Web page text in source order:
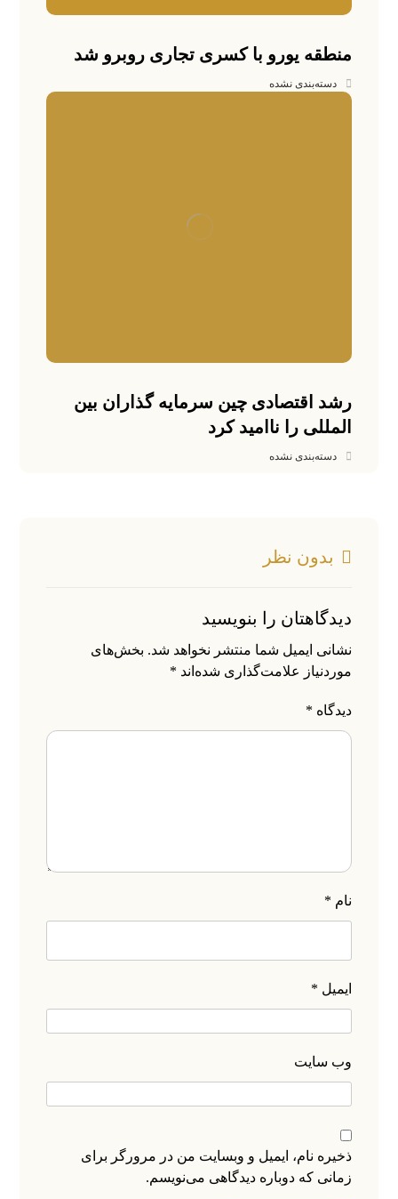
منطقه یورو با کسری تجاری روبرو شد
دسته‌بندی نشده
رشد اقتصادی چین سرمایه گذاران بین
المللی را ناامید کرد
دسته‌بندی نشده
بدون نظر
دیدگاهتان را بنویسید
نشانی ایمیل شما منتشر نخواهد شد. بخش‌های
موردنیاز علامت‌گذاری شده‌اند *
دیدگاه *
نام *
ایمیل *
وب‌ سایت
ذخیره نام، ایمیل و وبسایت من در مرورگر برای
زمانی که دوباره دیدگاهی می‌نویسم.